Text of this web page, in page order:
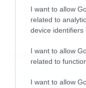
I want to allow
related to
device identifiers
I want to allow
related to
I want to allow
Ακόμα ένα τρελό
επιδείξετε τις
ελληνικών, σπάνιων
άπιαστο όνειρο. Θα
σας Κουίζ σπάνιων
[show-quiz
λέξεις! Τεστ